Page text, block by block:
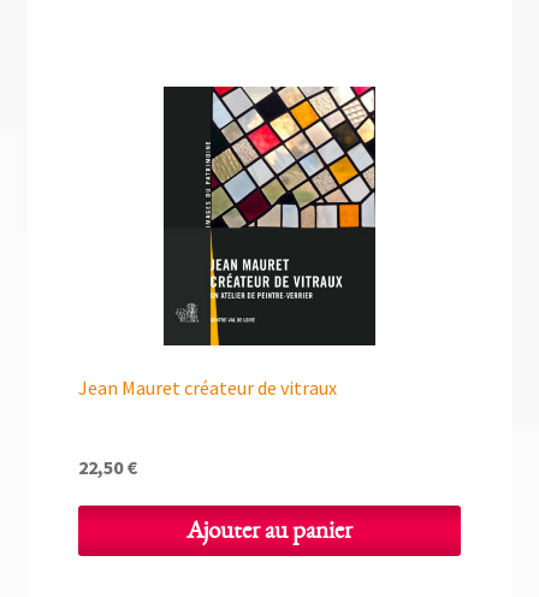
Jean Mauret créateur de vitraux
22,50€
Ajouter au panier